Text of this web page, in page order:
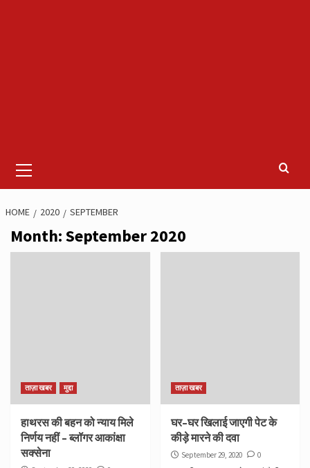
Menu
HOME 2020 SEPTEMBER
Month:September 2020
ताज़ा खबर मुद्दा
हाथरस की बहन को न्याय मिले
निर्णय नहीं – ब्लॉगर आकांक्षा
सक्सेना
ताज़ा खबर
घर–घर खिलाई जाएगी पेट के
कीड़े मारने की दवा
September 29, 2020 0